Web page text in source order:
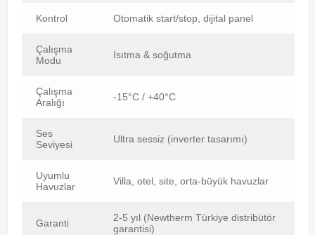
Kontrol Otomatik start/stop, dijital panel
Çalışma
Modu
Isıtma & soğutma
Çalışma
Aralığı
-15°C / +40°C
Ses
Seviyesi
Ultra sessiz (inverter tasarımı)
Uyumlu
Havuzlar
Villa, otel, site, orta-büyük havuzlar
Garanti
2-5 yıl (Newtherm Türkiye distribütör
garantisi)